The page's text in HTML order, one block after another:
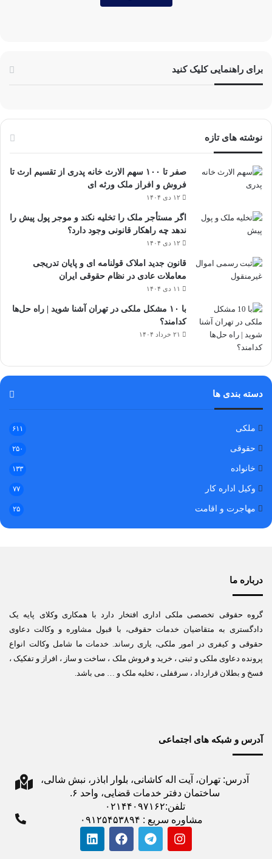
برای راهنمایی کلیک کنید
نوشته های تازه
صفر تا ۱۰۰ سهم الارث خانه پدری از تقسیم ارث تا
فروش و افراز ملک ورثه ای
۱۲ دی ۱۴۰۴
اگر مستأجر ملک را تخلیه نکند و موجر پول پیش را
ندهد چه راهکار قانونی وجود دارد؟
۱۲ دی ۱۴۰۴
قانون جدید املاک قولنامه ای و پایان تدریجی
معاملات عادی در نظام حقوقی ایران
۱۱ دی ۱۴۰۴
با ۱۰ مشکل ملکی در تهران آشنا شوید | راه حل‌ها
کدامند؟
۲۱ خرداد ۱۴۰۴
دسته بندی ها
ملکی ۶۱۱
حقوقی ۲۵۰
خانواده ۱۳۳
وکیل اداره کار ۷۷
مهاجرت و اقامت ۲۵
درباره ما
گروه حقوقی تخصصی ملکی اداری افتخار دارد با همکاری وکلای پایه یک
دادگستری به متقاضیان خدمات حقوقی، با قبول مشاوره و وکالت دعاوی
حقوقی و کیفری در امور ملکی، یاری رساند. خدمات ما شامل وکالت انواع
پرونده دعاوی ملکی و ثبتی ، خرید و فروش ملک ، ساخت و ساز ، افراز و تفکیک ،
فسخ و بطلان قرارداد ، سرقفلی ، تخلیه ملک و … می باشد.
آدرس و شبکه های اجتماعی
آدرس: تهران، آیت اله کاشانی، بلوار اباذر، نبش شالی،
ساختمان دفتر خدمات قضایی، واحد ۶.
تلفن:۰۲۱۴۴۰۹۷۱۶۲
مشاوره سریع : ۰۹۱۲۵۴۵۳۸۹۴